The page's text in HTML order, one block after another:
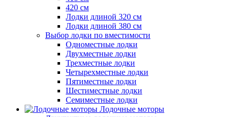
420 см
Лодки длиной 320 см
Лодки длиной 380 см
Выбор лодки по вместимости
Одноместные лодки
Двухместные лодки
Трехместные лодки
Четырехместные лодки
Пятиместные лодки
Шестиместные лодки
Семиместные лодки
Лодочные моторы